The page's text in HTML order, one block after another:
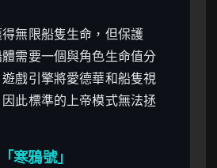
無限船隻生命，但保護
體需要一個與角色生命值分
戲引擎將愛德華和船隻視
此標準的上帝模式無法拯
寒鴉號」